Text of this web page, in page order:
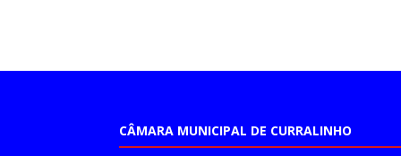
CÂMARA MUNICIPAL DE CURRALINHO